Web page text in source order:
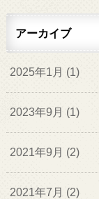
アーカイブ
2025年1月 (1)
2023年9月 (1)
2021年9月 (2)
2021年7月 (2)